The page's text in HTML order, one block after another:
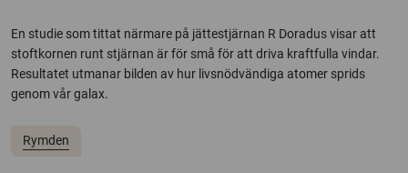
En studie som tittat närmare på jättestjärnan R Doradus visar att
stoftkornen runt stjärnan är för små för att driva kraftfulla vindar.
Resultatet utmanar bilden av hur livsnödvändiga atomer sprids
genom vår galax.
Rymden